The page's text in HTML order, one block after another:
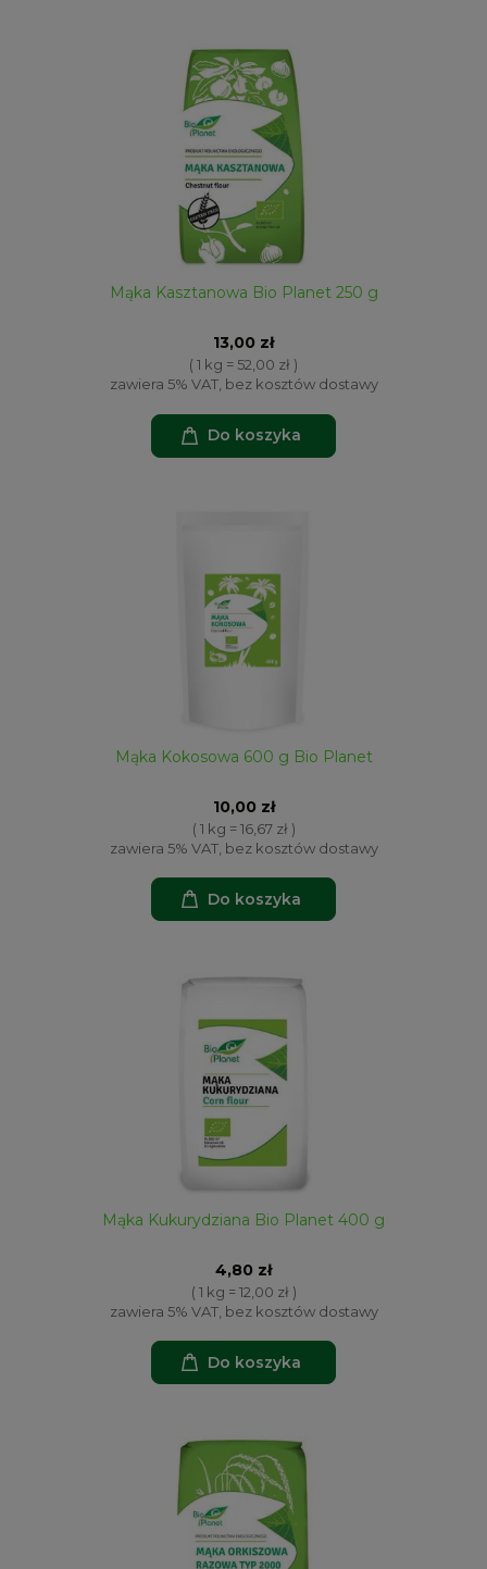
Mąka Kasztanowa Bio Planet 250 g
13,00 zł
( 1 kg = 52,00 zł )
zawiera 5% VAT, bez kosztów dostawy
Do koszyka
Mąka Kokosowa 600 g Bio Planet
10,00 zł
( 1 kg = 16,67 zł )
zawiera 5% VAT, bez kosztów dostawy
Do koszyka
Mąka Kukurydziana Bio Planet 400 g
4,80 zł
( 1 kg = 12,00 zł )
zawiera 5% VAT, bez kosztów dostawy
Do koszyka